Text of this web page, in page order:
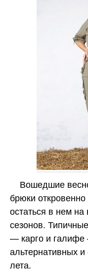
Вошедшие
брюки
остаться в нем
сезонов.
— карго и галифе
альтернативных
лета.